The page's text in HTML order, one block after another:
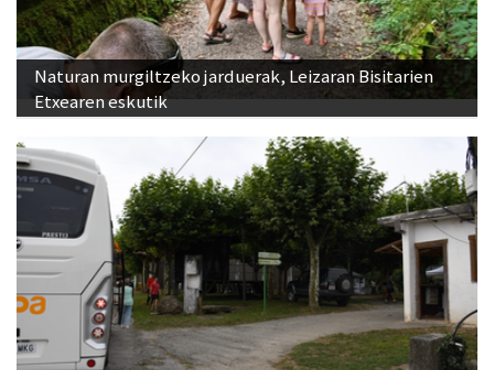
Naturan murgiltzeko jarduerak, Leizaran Bisitarien
Etxearen eskutik